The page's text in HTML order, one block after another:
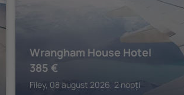
Wrangham House Hotel
385 €
Filey, 08 august 2026, 2 nopți